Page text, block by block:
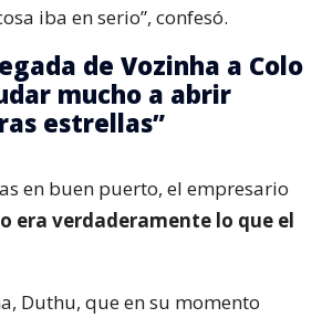
iba en serio”, confesó.
de Vozinha a Colo
mucho a abrir
estrellas”
en buen puerto, el empresario
era verdaderamente lo que el
Duthu, que en su momento